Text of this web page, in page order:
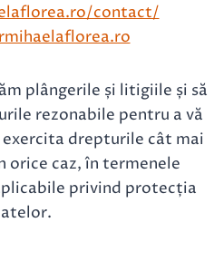
contact/
plângerile și litigiile și să
rezonabile pentru a vă
drepturile cât mai
orice caz, în termenele
privind protecția